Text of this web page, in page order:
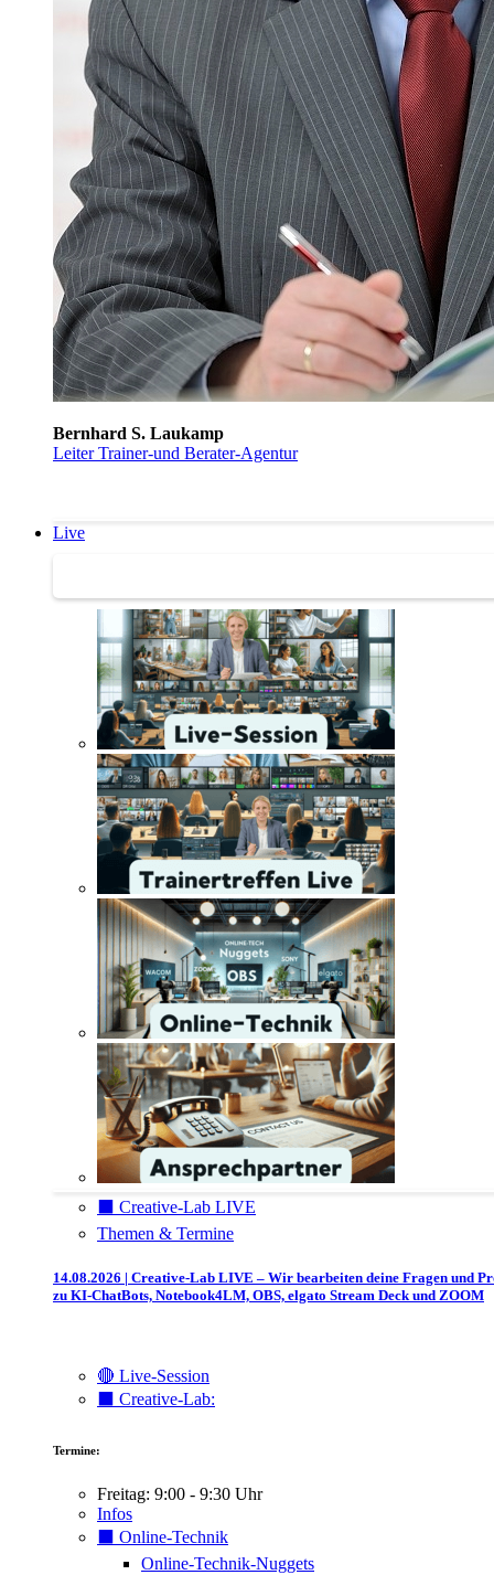
Bernhard S. Laukamp
Leiter Trainer-und Berater-Agentur
Live
⬛️ Creative-Lab LIVE
Themen & Termine
14.08.2026 | Creative-Lab LIVE – Wir bearbeiten deine Fragen und
zu KI-ChatBots, Notebook4LM, OBS, elgato Stream Deck und ZOOM
🔴 Live-Session
⬛️ Creative-Lab:
Termine:
Freitag: 9:00 - 9:30 Uhr
Infos
⬛️ Online-Technik
Online-Technik-Nuggets